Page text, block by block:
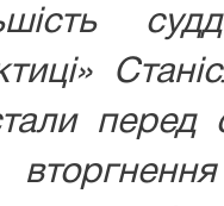
перед